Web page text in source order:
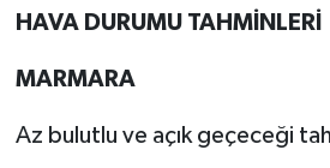
HAVA DURUMU TAHMİNLERİ
MARMARA
Az bulutlu ve açık geçeceği